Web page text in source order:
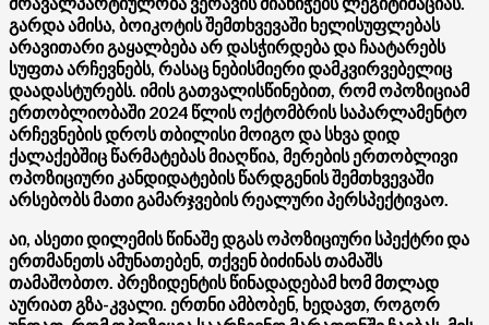
გარდა ამისა, ბოიკოტის შემთხვევაში ხელისუფლებას
არავითარი გაყალბება არ დასჭირდება და ჩაატარებს
სუფთა არჩევნებს, რასაც ნებისმიერი დამკვირვებელიც
დაადასტურებს. იმის გათვალისწინებით, რომ ოპოზიციამ
ერთობლიობაში 2024 წლის ოქტომბრის საპარლამენტო
არჩევნების დროს თბილისი მოიგო და სხვა დიდ
ქალაქებშიც წარმატებას მიაღწია, მერების ერთობლივი
ოპოზიციური კანდიდატების წარდგენის შემთხვევაში
არსებობს მათი გამარჯვების რეალური პერსპექტივაო.
აი, ასეთი დილემის წინაშე დგას ოპოზიციური სპექტრი და
ერთმანეთს ამუნათებენ, თქვენ ბიძინას თამაშს
თამაშობთო. პრეზიდენტის წინადადებამ ხომ მთლად
აურიათ გზა-კვალი. ერთნი ამბობენ, ხედავთ, როგორ